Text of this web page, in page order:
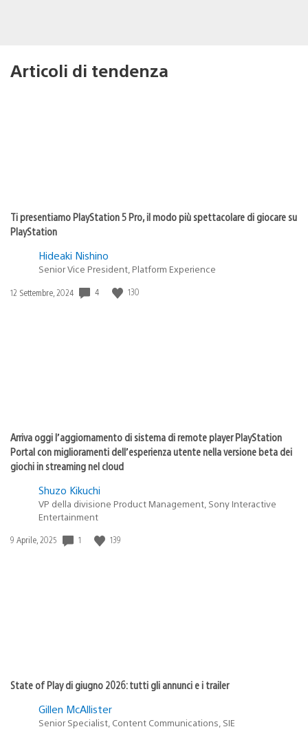
Articoli di tendenza
Ti presentiamo PlayStation 5 Pro, il modo più spettacolare di giocare su
PlayStation
Hideaki Nishino
Senior Vice President, Platform Experience
Data
12 Settembre, 2024 4 130
Arriva oggi l’aggiornamento di sistema di remote player PlayStation
Portal con miglioramenti dell’esperienza utente nella versione beta dei
giochi in streaming nel cloud
Shuzo Kikuchi
VP della divisione Product Management, Sony Interactive
Entertainment
Data
9 Aprile, 2025 1 139
State of Play di giugno 2026: tutti gli annunci e i trailer
Gillen McAllister
Senior Specialist, Content Communications, SIE